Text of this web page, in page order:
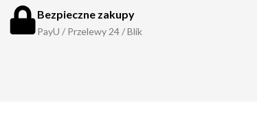
Bezpieczne zakupy
PayU / Przelewy 24 / Blik